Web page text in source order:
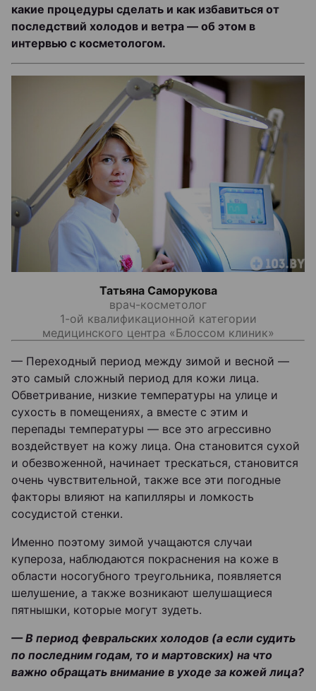
какие процедуры сделать и как избавиться от
последствий холодов и ветра — об этом в
интервью с косметологом.
Татьяна Саморукова
врач-косметолог
1-ой квалификационной категории
медицинского центра «Блоссом клиник»
— Переходный период между зимой и весной —
это самый сложный период для кожи лица.
Обветривание, низкие температуры на улице и
сухость в помещениях, а вместе с этим и
перепады температуры — все это агрессивно
воздействует на кожу лица. Она становится сухой
и обезвоженной, начинает трескаться, становится
очень чувствительной, также все эти погодные
факторы влияют на капилляры и ломкость
сосудистой стенки.
Именно поэтому зимой учащаются случаи
купероза, наблюдаются покраснения на коже в
области носогубного треугольника, появляется
шелушение, а также возникают шелушащиеся
пятнышки, которые могут зудеть.
— В период февральских холодов (а если судить
по последним годам, то и мартовских) на что
важно обращать внимание в уходе за кожей лица?